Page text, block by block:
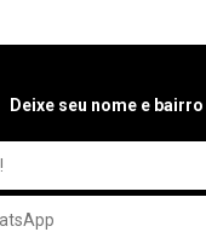
Deixe seu nome e bairro